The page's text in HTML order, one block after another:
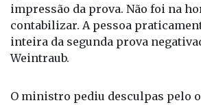
impressão da prova. Não foi na
contabilizar. A pessoa
inteira da segunda prova
Weintraub.
O ministro pediu desculpas pelo